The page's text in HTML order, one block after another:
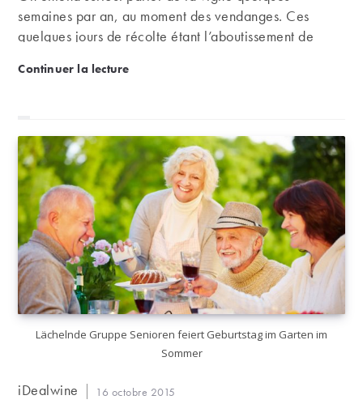
semaines par an, au moment des vendanges. Ces
quelques jours de récolte étant l’aboutissement de
d’une plante exigeante : que se passe-t-il dans la
Continuer la lectureLes vendanges… et après ?
Lächelnde Gruppe Senioren feiert Geburtstag im Garten im
Sommer
Auteur/autrice
iDealwine
Publication
16 octobre 2015